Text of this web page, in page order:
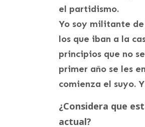
el partidismo.
Yo soy militante
los que iban a la
principios que no
primer año se les
comienza el suyo.
¿Considera que
actual?